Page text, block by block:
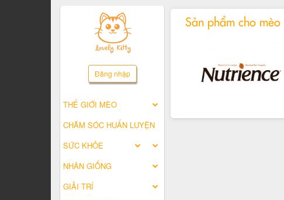
Đăng nhập
THẾ GIỚI MÈO
CHĂM SÓC HUẤN LUYỆN
SỨC KHỎE
NHÂN GIỐNG
GIẢI TRÍ
Sản phẩm cho mèo